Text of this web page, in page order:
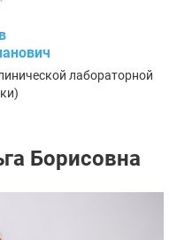
лабораторной
Борисовна